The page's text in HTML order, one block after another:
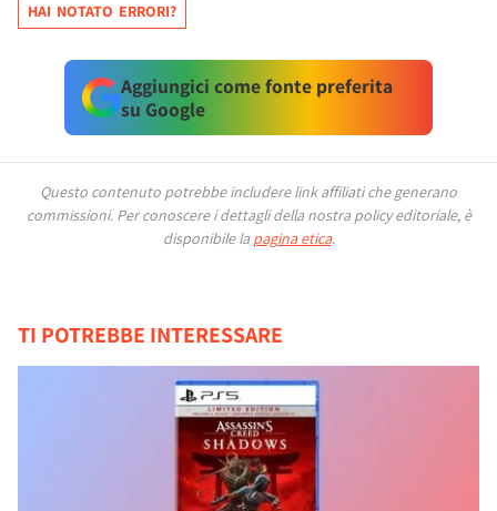
HAI NOTATO ERRORI?
Aggiungici come fonte preferita
su Google
Questo contenuto potrebbe includere link affiliati che generano
commissioni. Per conoscere i dettagli della nostra policy editoriale, è
disponibile la pagina etica.
TI POTREBBE INTERESSARE